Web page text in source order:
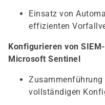
Einsatz von
effizienten
Konfigurieren von
Microsoft Sentinel
Zusammenführung
vollständigen